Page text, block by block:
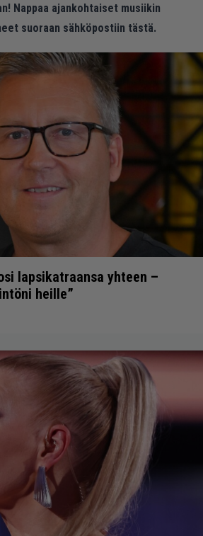
Nappaa ajankohtaiset musiikin
suoraan sähköpostiin tästä.
lapsikatraansa yhteen –
heille”